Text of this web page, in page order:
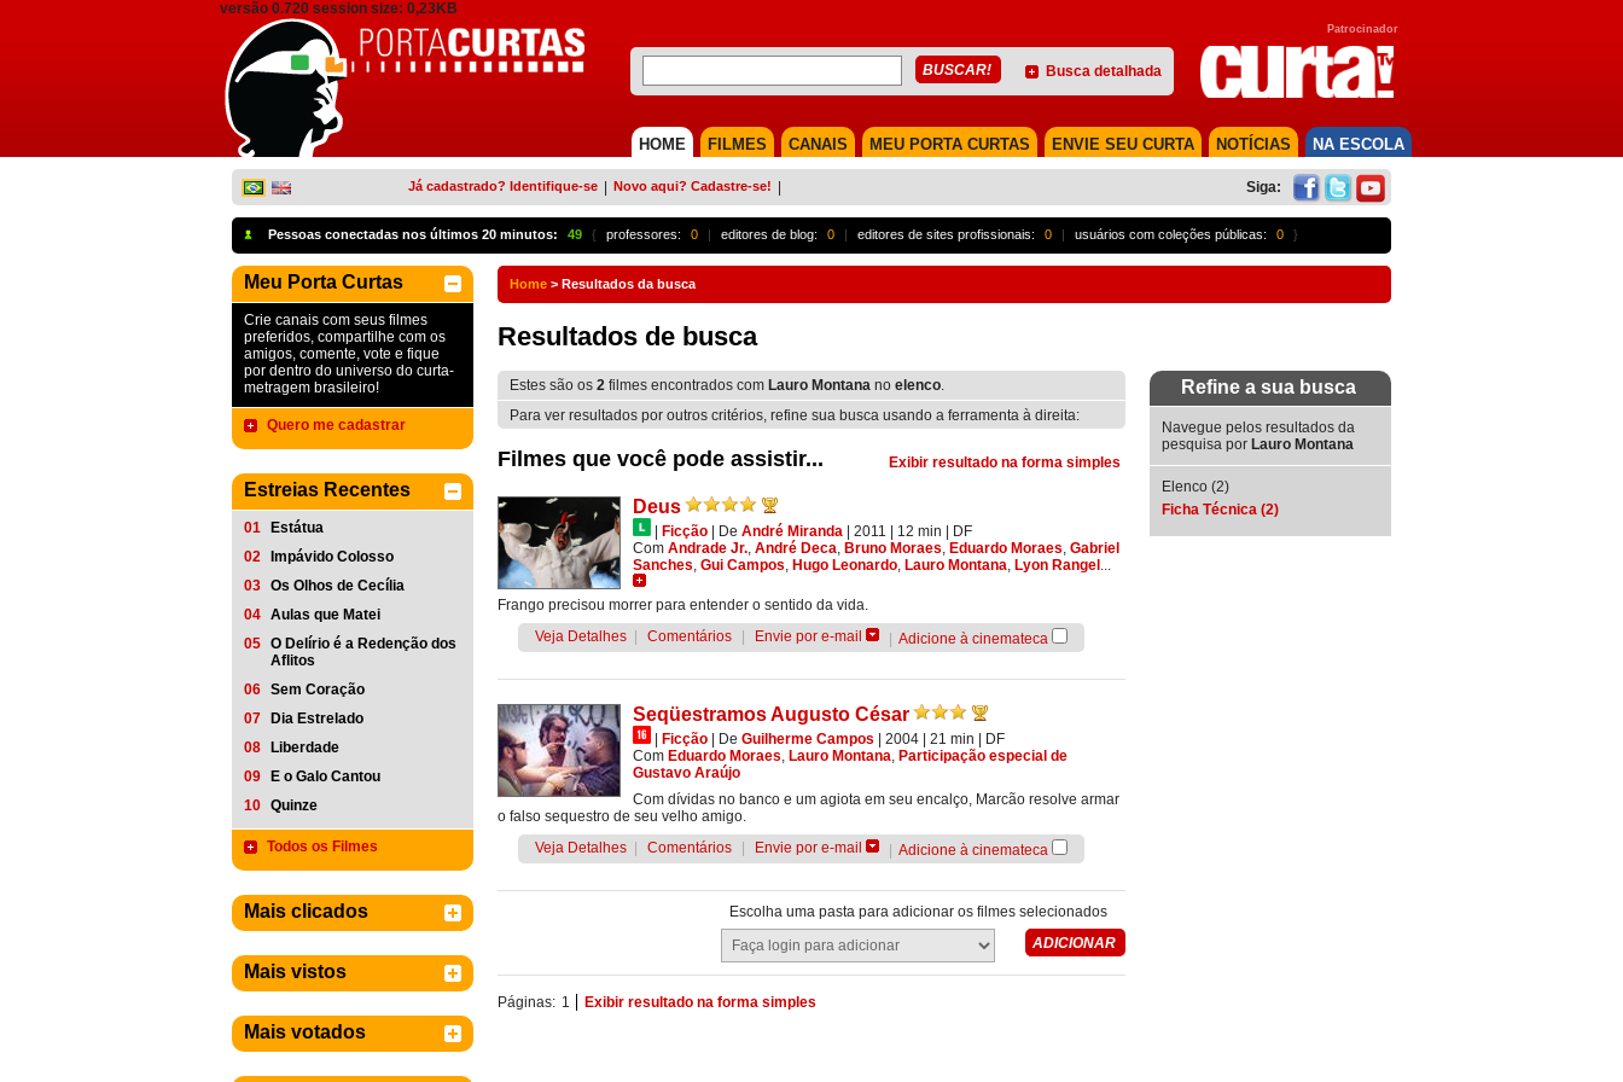
versão 0.720 session size: 0,23KB
Busca detalhada
Patrocinador
NA ESCOLA
NOTÍCIAS
ENVIE SEU CURTA
MEU PORTA CURTAS
CANAIS
FILMES
HOME
Siga:
Já cadastrado? Identifique-se Novo aqui? Cadastre-se!
Pessoas conectadas nos últimos 20 minutos: 49 { professores: 0 | editores de blog: 0 | editores de sites profissionais: 0 | usuários com coleções públicas: 0 }
Meu Porta Curtas
Crie canais com seus filmes
preferidos, compartilhe com os
amigos, comente, vote e fique
por dentro do universo do curta-
metragem brasileiro!
Quero me cadastrar
Estreias Recentes
01
Estátua
02
Impávido Colosso
03 Os Olhos de Cecília
04 Aulas que Matei
05 O Delírio é a Redenção dos
Aflitos
06 Sem Coração
07
Dia Estrelado
08
Liberdade
09
E o Galo Cantou
10 Quinze
Todos os Filmes
Mais clicados
Mais vistos
Mais votados
Home > Resultados da busca
Resultados de busca
Estes são os 2 filmes encontrados com Lauro Montana no elenco.
Para ver resultados por outros critérios, refine sua busca usando a ferramenta à direita:
Exibir resultado na forma simples
Filmes que você pode assistir...
Deus
Ficção De André Miranda | 2011 | 12 min
DF
Com Andrade Jr., André Deca, Bruno Moraes, Eduardo Moraes, Gabriel
Sanches, Gui Campos, Hugo Leonardo, Lauro Montana, Lyon Rangel ...
Frango precisou morrer para entender o sentido da vida.
Veja Detalhes
Comentários Envie por e-mail Adicione à cinemateca
Seqüestramos Augusto César
Ficção De Guilherme Campos | 2004 | 21 min
DF
Com Eduardo Moraes, Lauro Montana, Participação especial de
Gustavo Araújo
Com dívidas no banco e um agiota em seu encalço, Marcão resolve armar
o falso sequestro de seu velho amigo.
Veja Detalhes
Comentários Envie por e-mail Adicione à cinemateca
Escolha uma pasta para adicionar os filmes selecionados
Páginas: 1 Exibir resultado na forma simples
Refine a sua busca
Navegue pelos resultados da
pesquisa por Lauro Montana
Elenco (2)
Ficha Técnica (2)